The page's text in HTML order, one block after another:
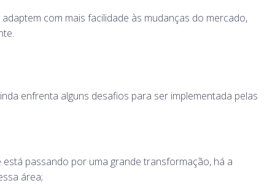
com mais facilidade às mudanças do mercado,
enfrenta alguns desafios para ser implementada pelas
passando por uma grande transformação, há a
área;